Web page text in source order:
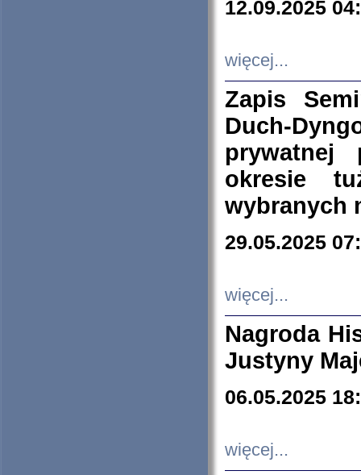
12.09.2025
więcej...
Zapis
Duch-
prywatnej
okresie
wybranych
29.05.2025
więcej...
Nagroda
Justyny
06.05.2025
więcej...